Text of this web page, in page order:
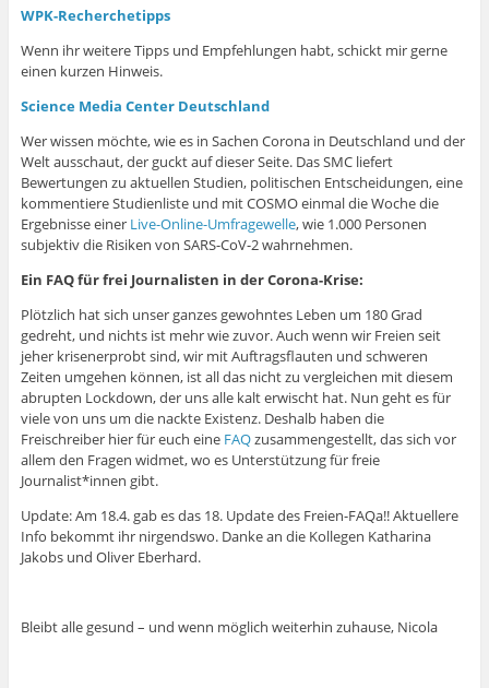
WPK-Recherchetipps
Wenn ihr weitere Tipps und Empfehlungen habt, schickt mir gerne
einen kurzen Hinweis.
Science Media Center Deutschland
Wer wissen möchte, wie es in Sachen Corona in Deutschland und der
Welt ausschaut, der guckt auf dieser Seite. Das SMC liefert
Bewertungen zu aktuellen Studien, politischen Entscheidungen, eine
kommentiere Studienliste und mit COSMO einmal die Woche die
Ergebnisse einer Live-Online-Umfragewelle, wie 1.000 Personen
subjektiv die Risiken von SARS-CoV-2 wahrnehmen.
Ein FAQ für frei Journalisten in der Corona-Krise:
Plötzlich hat sich unser ganzes gewohntes Leben um 180 Grad
gedreht, und nichts ist mehr wie zuvor. Auch wenn wir Freien seit
jeher krisenerprobt sind, wir mit Auftragsflauten und schweren
Zeiten umgehen können, ist all das nicht zu vergleichen mit diesem
abrupten Lockdown, der uns alle kalt erwischt hat. Nun geht es für
viele von uns um die nackte Existenz. Deshalb haben die
Freischreiber hier für euch eine FAQzusammengestellt, das sich vor
allem den Fragen widmet, wo es Unterstützung für freie
Journalist*innen gibt.
Update: Am 18.4. gab es das 18. Update des Freien-FAQa!! Aktuellere
Info bekommt ihr nirgendswo. Danke an die Kollegen Katharina
Jakobs und Oliver Eberhard.
Bleibt alle gesund – und wenn möglich weiterhin zuhause, Nicola